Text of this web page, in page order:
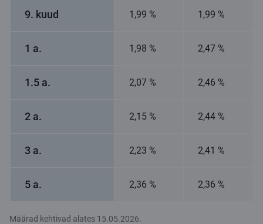
9. kuud 1,99 % 1,99 %
1 a. 1,98 % 2,47 %
1.5 a. 2,07 % 2,46 %
2 a. 2,15 % 2,44 %
3 a. 2,23 % 2,41 %
5 a. 2,36 % 2,36 %
Määrad kehtivad alates 15.05.2026.